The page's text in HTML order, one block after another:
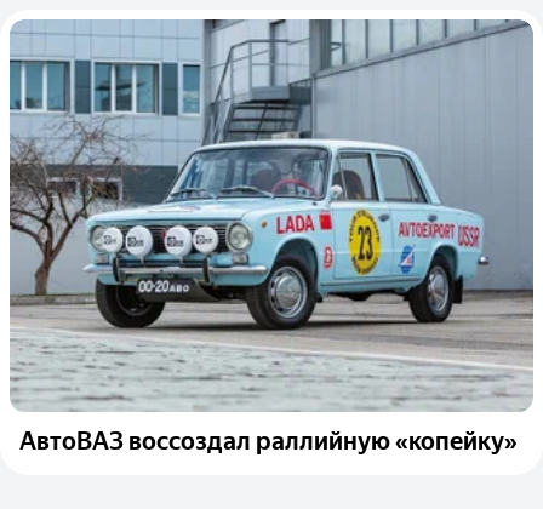
АвтоВАЗ воссоздал раллийную «копейку»